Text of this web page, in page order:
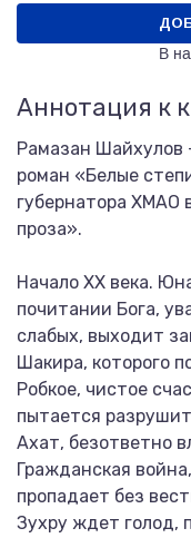
В
Аннотация к
Рамазан Шайхулов
роман «Белые
губернатора ХМАО
проза».
Начало XX века.
почитании Бога,
слабых, выходит
Шакира, которого
Робкое, чистое
пытается
Ахат, безответно
Гражданская
пропадает без
Зухру ждет голод,